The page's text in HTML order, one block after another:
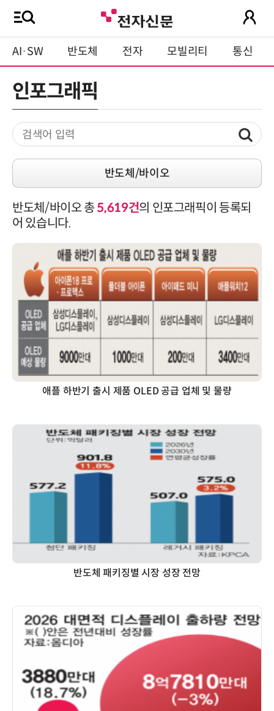
AI·SW 반도체 전자 모빌리티 통신
인포그래픽
반도체/바이오
반도체/바이오 총5,619건의 인포그래픽이 등록되
어 있습니다.
애플 하반기 출시 제품 OLED 공급 업체 및 물량
반도체 패키징별 시장 성장 전망